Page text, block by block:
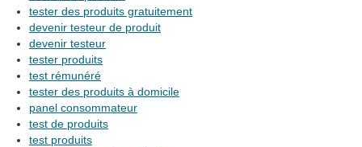
tester des produits gratuitement
devenir testeur de produit
devenir testeur
tester produits
test rémunéré
tester des produits à domicile
panel consommateur
test de produits
test produits